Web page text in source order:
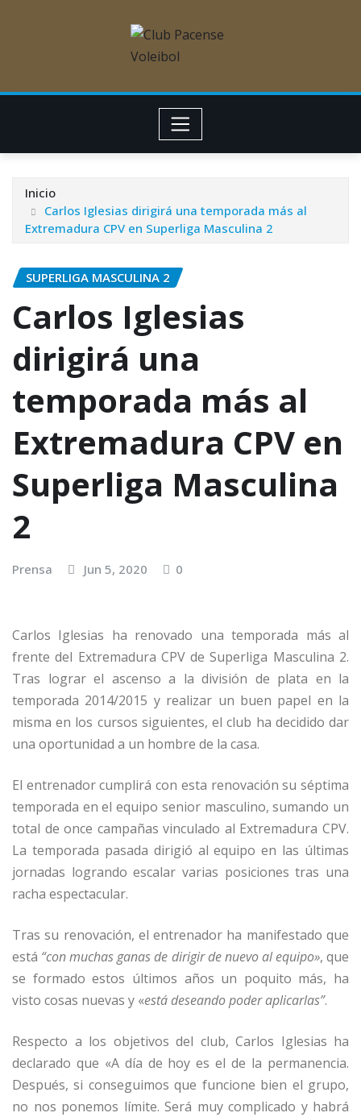
Inicio
Carlos Iglesias dirigirá una temporada más al
Extremadura CPV en Superliga Masculina 2
SUPERLIGA MASCULINA 2
Carlos Iglesias
dirigirá una
temporada más al
Extremadura CPV en
Superliga Masculina
2
Prensa Jun 5, 2020 0
Carlos Iglesias ha renovado una temporada más al
frente del Extremadura CPV de Superliga Masculina 2.
Tras lograr el ascenso a la división de plata en la
temporada 2014/2015 y realizar un buen papel en la
misma en los cursos siguientes, el club ha decidido dar
una oportunidad a un hombre de la casa.
El entrenador cumplirá con esta renovación su séptima
temporada en el equipo senior masculino, sumando un
total de once campañas vinculado al Extremadura CPV.
La temporada pasada dirigió al equipo en las últimas
jornadas logrando escalar varias posiciones tras una
racha espectacular.
Tras su renovación, el entrenador ha manifestado que
está “con muchas ganas de dirigir de nuevo al equipo», que
se formado estos últimos años un poquito más, ha
visto cosas nuevas y «está deseando poder aplicarlas”.
Respecto a los objetivos del club, Carlos Iglesias ha
declarado que «A día de hoy es el de la permanencia.
Después, si conseguimos que funcione bien el grupo,
no nos ponemos límite. Será muy complicado y habrá